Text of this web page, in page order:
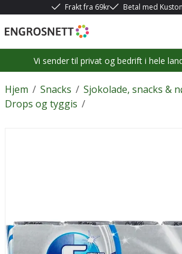
Frakt fra 69kr Betal med
Vi sender til privat og bedrift i hele
/
Hjem /
Snacks
Sjokolade, snacks &
/
Drops og tyggis